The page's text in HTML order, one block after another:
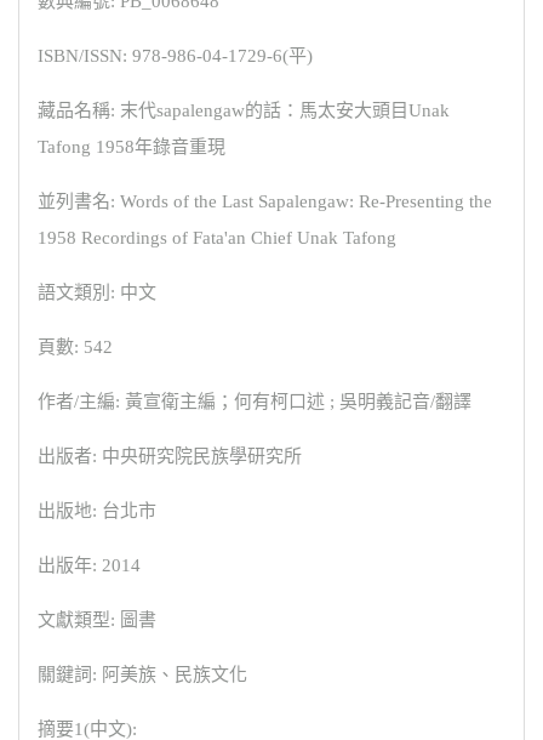
ISBN/ISSN: 978-986-04-1729-6(平)
藏品名稱: 末代sapalengaw的話：馬太安大頭目Unak
Tafong 1958年錄音重現
並列書名: Words of the Last Sapalengaw: Re-Presenting the
1958 Recordings of Fata'an Chief Unak Tafong
語文類別: 中文
頁數: 542
作者/主編: 黃宣衛主編；何有柯口述 ; 吳明義記音/翻譯
出版者: 中央研究院民族學研究所
出版地: 台北市
出版年: 2014
文獻類型: 圖書
關鍵詞: 阿美族、民族文化
摘要1(中文):